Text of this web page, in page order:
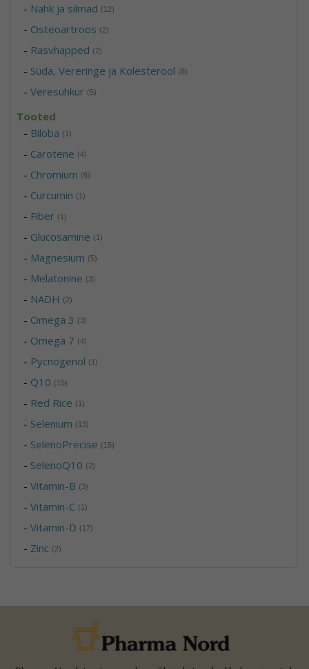
- Nahk ja silmad (12)
- Osteoartroos (2)
- Rasvhapped (2)
- Süda, Vereringe ja Kolesterool (8)
-Veresuhkur (5)
Tooted
- Biloba (1)
- Carotene (4)
- Chromium (6)
- Curcumin (1)
- Fiber (1)
- Glucosamine (1)
- Magnesium (5)
- Melatonine (3)
- NADH (2)
- Omega 3 (3)
- Omega 7 (4)
- Pycnogenol (1)
- Q10 (15)
- Red Rice (1)
- Selenium (13)
- SelenoPrecise (15)
- SelenoQ10 (2)
-Vitamin-B (3)
-Vitamin-C (1)
-Vitamin-D (17)
- Zinc (2)